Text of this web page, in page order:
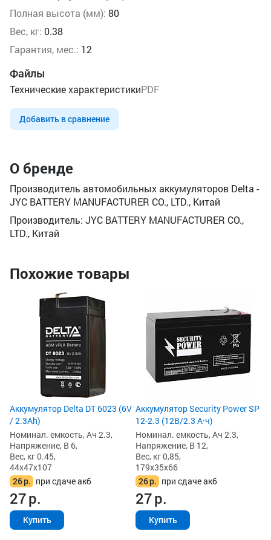
Полная высота (мм): 80
Вес, кг: 0.38
Гарантия, мес.: 12
Файлы
Технические характеристикиPDF
Добавить в сравнение
О бренде
Производитель автомобильных аккумуляторов Delta -
JYC BATTERY MANUFACTURER CO., LTD., Китай
Производитель: JYC BATTERY MANUFACTURER CO.,
LTD., Китай
Похожие товары
Аккумулятор Delta DT 6023 (6V
/ 2.3Ah)
Номинал. емкость, Ач 2.3,
Напряжение, В 6,
Вес, кг 0.45,
44x47x107
26р. при сдаче акб
27р.
Купить
Аккумулятор Security Power SP
12-2.3 (12В/2.3 А·ч)
Номинал. емкость, Ач 2.3,
Напряжение, В 12,
Вес, кг 0,85,
179x35x66
26р. при сдаче акб
27р.
Купить